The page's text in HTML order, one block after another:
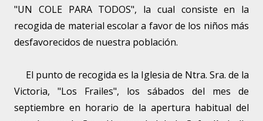
"UN COLE PARA TODOS", la cual consiste en la
recogida de material escolar a favor de los niños más
desfavorecidos de nuestra población.
El punto de recogida es la Iglesia de Ntra. Sra. de la
Victoria, "Los Frailes", los sábados del mes de
septiembre en horario de la apertura habitual del